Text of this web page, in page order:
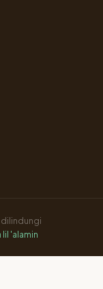
dilindungi
lil 'alamin